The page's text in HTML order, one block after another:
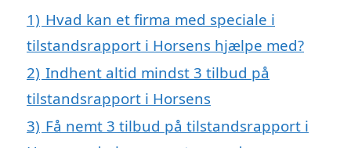
1) Hvad kan et firma med speciale i
tilstandsrapport i Horsens hjælpe med?
2) Indhent altid mindst 3 tilbud på
tilstandsrapport i Horsens
3) Få nemt 3 tilbud på tilstandsrapport i